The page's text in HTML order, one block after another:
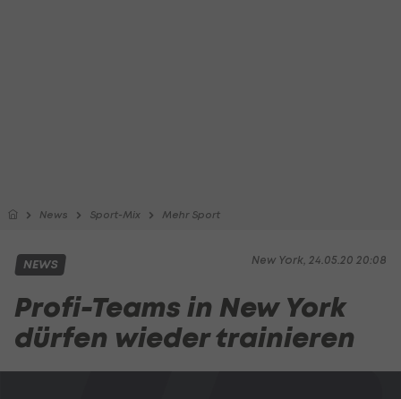
News Sport-Mix Mehr Sport
New York, 24.05.20 20:08
NEWS
Profi-Teams in New York
dürfen wieder trainieren